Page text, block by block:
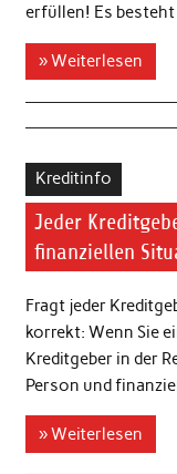
erfüllen! Es
» Weiterlesen
Kreditinfo
Jeder
finanziellen
Fragt jeder
korrekt: Wenn Sie
Kreditgeber in der
Person und
» Weiterlesen